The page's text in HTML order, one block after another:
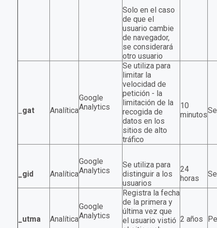
Solo en el caso
de que el
usuario cambie
de navegador,
se considerará
otro usuario
gat Analítica
Google
Analytics
Se utiliza para
limitar la
velocidad de
petición - la
limitación de la
recogida de
datos en los
sitios de alto
tráfico
10
minutos
_gid Analítica
Google
Analytics
Se utiliza para
distinguir a los
usuarios
24
horas
_utma Analítica
Google
Analytics
Registra la fecha
de la primera y
última vez que
el usuario vistió 2 años